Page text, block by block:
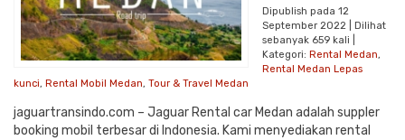
Dipublish pada 12
September 2022 | Dilihat
sebanyak 659 kali |
Kategori: Rental Medan,
Rental Medan Lepas
kunci, Rental Mobil Medan, Tour & Travel Medan
jaguartransindo.com – Jaguar Rental car Medan adalah suppler
booking mobil terbesar di Indonesia. Kami menyediakan rental